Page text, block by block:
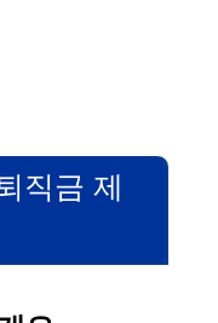
직금 제